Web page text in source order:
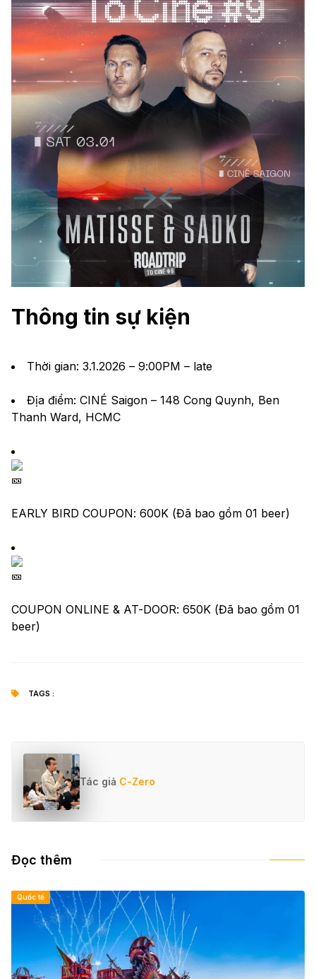
Thông tin sự kiện
Thời gian: 3.1.2026 – 9:00PM – late
Địa điểm: CINÉ Saigon – 148 Cong Quynh, Ben
Thanh Ward, HCMC
EARLY BIRD COUPON: 600K (Đã bao gồm 01 beer)
COUPON ONLINE & AT-DOOR: 650K (Đã bao gồm 01
beer)
TAGS :
Tác giả C-Zero
Đọc thêm
Quốc tế